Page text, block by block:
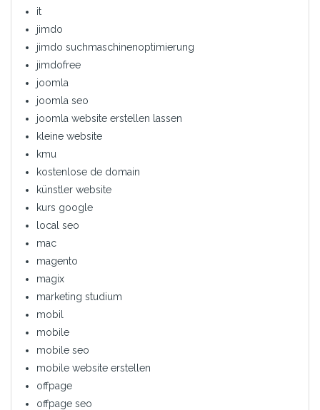
it
jimdo
jimdo suchmaschinenoptimierung
jimdofree
joomla
joomla seo
joomla website erstellen lassen
kleine website
kmu
kostenlose de domain
künstler website
kurs google
local seo
mac
magento
magix
marketing studium
mobil
mobile
mobile seo
mobile website erstellen
offpage
offpage seo